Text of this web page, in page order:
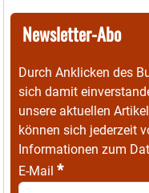
Newsletter-Abo
Durch Anklicken des
sich damit
unsere aktuellen
können sich jederzeit
Informationen zum
E-Mail *